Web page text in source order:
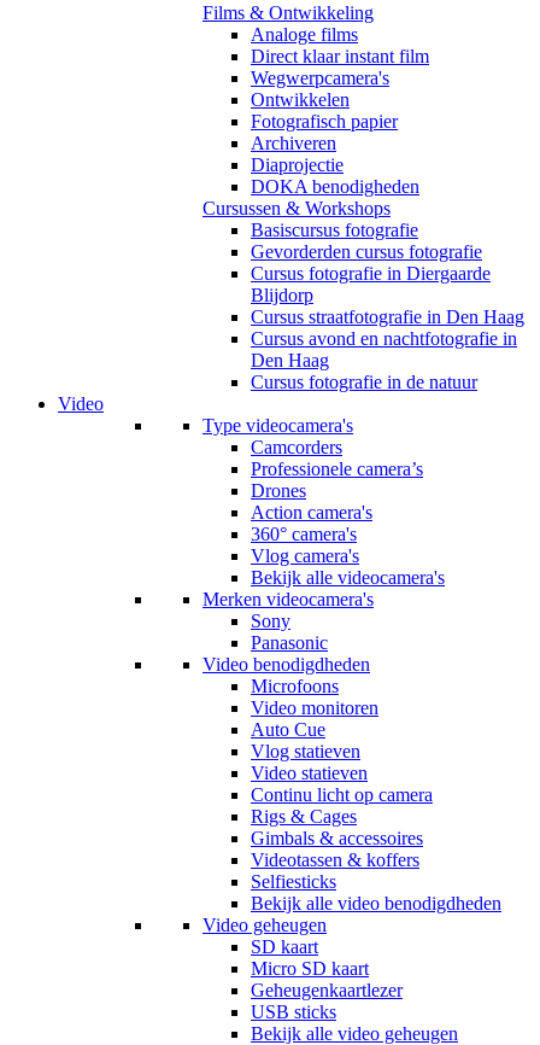
Films & Ontwikkeling
Analoge films
Direct klaar instant film
Wegwerpcamera's
Ontwikkelen
Fotografisch papier
Archiveren
Diaprojectie
DOKA benodigheden
Cursussen & Workshops
Basiscursus fotografie
Gevorderden cursus fotografie
Cursus fotografie in Diergaarde
Blijdorp
Cursus straatfotografie in Den Haag
Cursus avond en nachtfotografie in
Den Haag
Cursus fotografie in de natuur
Video
Type videocamera's
Camcorders
Professionele camera’s
Drones
Action camera's
360° camera's
Vlog camera's
Bekijk alle videocamera's
Merken videocamera's
Sony
Panasonic
Video benodigdheden
Microfoons
Video monitoren
Auto Cue
Vlog statieven
Video statieven
Continu licht op camera
Rigs & Cages
Gimbals & accessoires
Videotassen & koffers
Selfiesticks
Bekijk alle video benodigdheden
Video geheugen
SD kaart
Micro SD kaart
Geheugenkaartlezer
USB sticks
Bekijk alle video geheugen